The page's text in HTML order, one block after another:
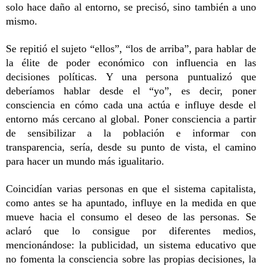
solo hace daño al entorno, se precisó, sino también a uno
mismo.
Se repitió el sujeto “ellos”, “los de arriba”, para hablar de
la élite de poder económico con influencia en las
decisiones políticas. Y una persona puntualizó que
deberíamos hablar desde el “yo”, es decir, poner
consciencia en cómo cada una actúa e influye desde el
entorno más cercano al global. Poner consciencia a partir
de sensibilizar a la población e informar con
transparencia, sería, desde su punto de vista, el camino
para hacer un mundo más igualitario.
Coincidían varias personas en que el sistema capitalista,
como antes se ha apuntado, influye en la medida en que
mueve hacia el consumo el deseo de las personas. Se
aclaró que lo consigue por diferentes medios,
mencionándose: la publicidad, un sistema educativo que
no fomenta la consciencia sobre las propias decisiones, la